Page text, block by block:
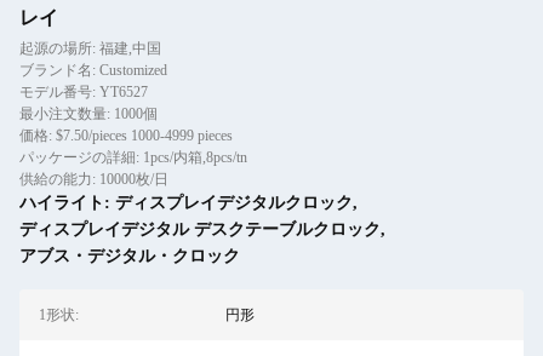
レイ
起源の場所: 福建,中国
ブランド名: Customized
モデル番号: YT6527
最小注文数量: 1000個
価格: $7.50/pieces 1000-4999 pieces
パッケージの詳細: 1pcs/内箱,8pcs/tn
供給の能力: 10000枚/日
ハイライト: ディスプレイデジタルクロック,
ディスプレイデジタル デスクテーブルクロック,
アブス・デジタル・クロック
1形状: 円形